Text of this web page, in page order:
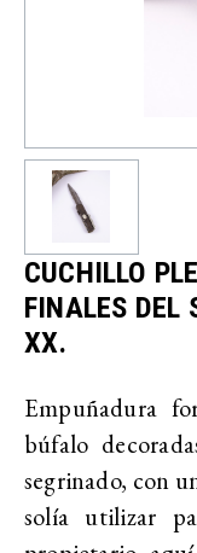
CUCHILLO
FINALES DEL
XX.
Empuñadura
búfalo
segrinado, con
solía utilizar